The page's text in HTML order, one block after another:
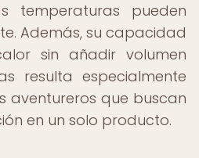
temperaturas pueden
Además, su capacidad
sin añadir volumen
resulta especialmente
aventureros que buscan
en un solo producto.